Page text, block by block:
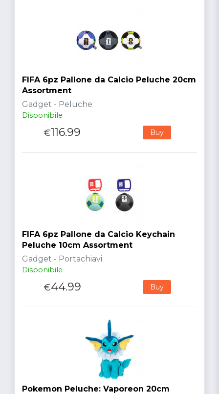
FIFA 6pz Pallone da Calcio Peluche 20cm
Assortment
Gadget - Peluche
Disponibile
€116.99 Buy
FIFA 6pz Pallone da Calcio Keychain
Peluche 10cm Assortment
Gadget - Portachiavi
Disponibile
€44.99 Buy
Pokemon Peluche: Vaporeon 20cm